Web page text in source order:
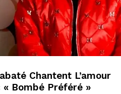
Chantent L’amour
« Bombé Préféré »